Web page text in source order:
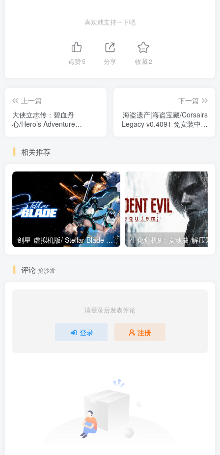
喜欢就支持一下吧
点赞5 分享 收藏2
上一篇
大侠立志传：碧血丹
心/Hero’s Adventure
下一篇
海盗遗产|海盗宝藏/Corsairs
Legacy v0.4091 免安装中文
相关推荐
剑星-虚拟机版/ Stellar Blade v1.4.1|Build.19963153 终极版新补丁 送修改器 免安装中文版
评论 抢沙发
请登录后发表评论
登录 注册